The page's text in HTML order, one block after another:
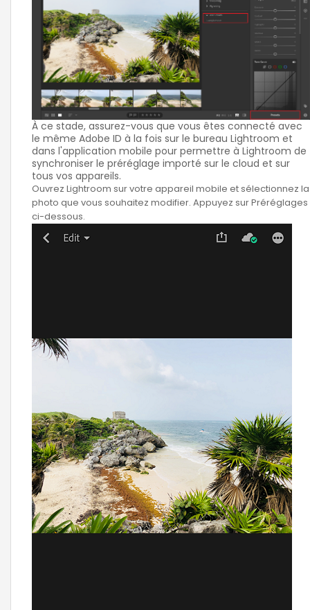
À ce stade, assurez-vous que vous êtes connecté avec
le même Adobe ID à la fois sur le bureau Lightroom et
dans l'application mobile pour permettre à Lightroom de
synchroniser le préréglage importé sur le cloud et sur
tous vos appareils.
Ouvrez Lightroom sur votre appareil mobile et sélectionnez la
photo que vous souhaitez modifier. Appuyez sur Préréglages
ci-dessous.